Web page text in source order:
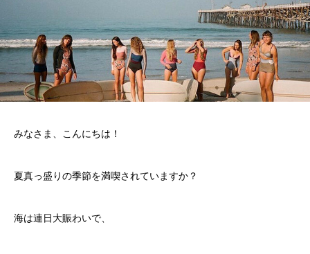
みなさま、こんにちは！
夏真っ盛りの季節を満喫されていますか？
海は連日大賑わいで、